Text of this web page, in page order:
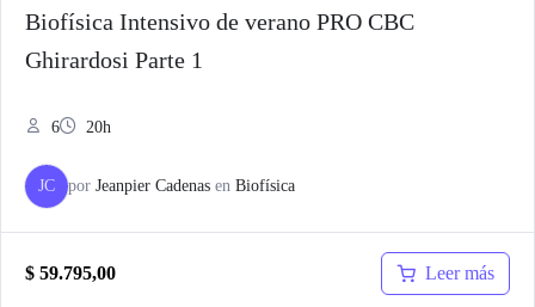
Biofísica Intensivo de verano PRO CBC
Ghirardosi Parte 1
6 20h
JC por Jeanpier Cadenas en Biofísica
$ 59.795,00 Leer más